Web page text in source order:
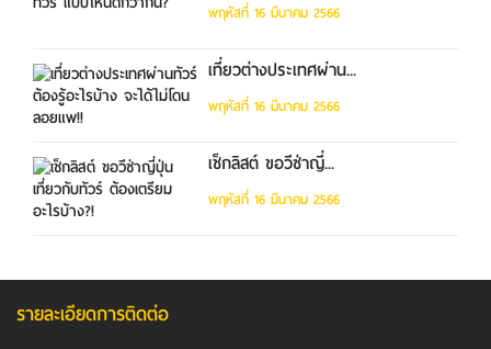
พฤหัสที่ 16 มีนาคม 2566
เที่ยวต่างประเทศผ่าน...
พฤหัสที่ 16 มีนาคม 2566
เช็กลิสต์ ขอวีซ่าญี่...
พฤหัสที่ 16 มีนาคม 2566
รายละเอียดการติดต่อ